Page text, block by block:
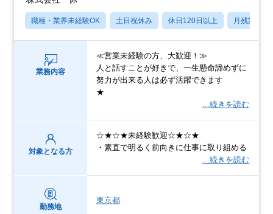
職種・業界未経験OK 土日祝休み 休日120日以上 月残業20
業務内容
≪営業未経験の方、大歓迎！≫
人と話すことが好きで、一生懸命諦めずに
努力が出来る人は必ず活躍できます
★
…続きを読む
対象となる方
☆★☆★未経験歓迎☆★☆★
・素直で明るく前向きに仕事に取り組める
…続きを読む
勤務地
東京都